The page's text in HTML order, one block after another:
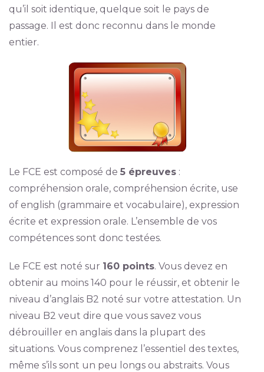
qu’il soit identique, quelque soit le pays de
passage. Il est donc reconnu dans le monde
entier.
Le FCE est composé de 5 épreuves:
compréhension orale, compréhension écrite, use
of english (grammaire et vocabulaire), expression
écrite et expression orale. L’ensemble de vos
compétences sont donc testées.
Le FCE est noté sur 160 points. Vous devez en
obtenir au moins 140 pour le réussir, et obtenir le
niveau d’anglais B2 noté sur votre attestation. Un
niveau B2 veut dire que vous savez vous
débrouiller en anglais dans la plupart des
situations. Vous comprenez l’essentiel des textes,
même s’ils sont un peu longs ou abstraits. Vous